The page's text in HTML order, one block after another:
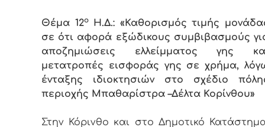
Θέμα 12οΗ.Δ.: «Καθορισμός τιμής
σε ότι αφορά εξώδικους συμβιβασμούς
αποζημιώσεις ελλείμματος γης
μετατροπές εισφοράς γης σε χρήμα,
ένταξης ιδιοκτησιών στο σχέδιο
περιοχής Μπαθαρίστρα –Δέλτα Κορίνθου»
Στην Κόρινθο και στο Δημοτικό